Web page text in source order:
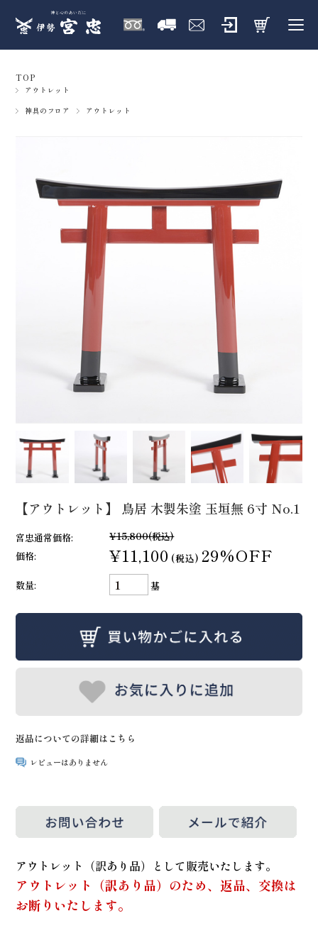
TOP
アウトレット
神具のフロア アウトレット
【アウトレット】 鳥居 木製朱塗 玉垣無 6寸 No.1
宮忠通常価格: ¥15,800(税込)
価格:
¥11,100 (税込) 29%OFF
数量: 基
返品についての詳細はこちら
レビューはありません
アウトレット（訳あり品）として販売いたします。
アウトレット（訳あり品）のため、返品、交換は
お断りいたします。